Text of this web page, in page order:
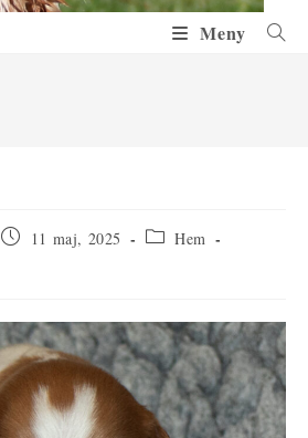
Meny
Inlägget11 maj, 2025 Inläggskategori:
Hem